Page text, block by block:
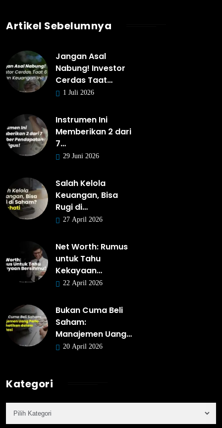
Artikel Sebelumnya
Jangan Asal
Nabung! Investor
Cerdas Taat…
1 Juli 2026
Instrumen Ini
Memberikan 2 dari
7…
29 Juni 2026
Salah Kelola
Keuangan, Bisa
Rugi di…
27 April 2026
Net Worth: Rumus
untuk Tahu
Kekayaan…
22 April 2026
Bukan Cuma Beli
Saham:
Manajemen Uang…
20 April 2026
Kategori